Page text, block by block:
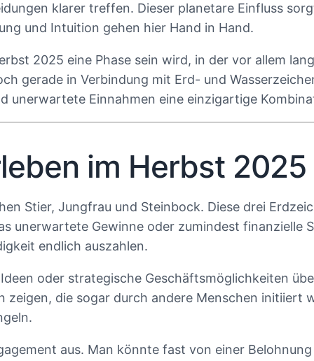
klarer treffen. Dieser planetare Einfluss
und Intuition gehen hier Hand in Hand.
2025 eine Phase sein wird, in der vor allem
gerade in Verbindung mit Erd- und
unerwartete Einnahmen eine einzigartige
im Herbst
Stier, Jungfrau und Steinbock. Diese drei
unerwartete Gewinne oder zumindest finanzielle
endlich auszahlen.
oder strategische Geschäftsmöglichkeiten
zeigen, die sogar durch andere Menschen
aus. Man könnte fast von einer